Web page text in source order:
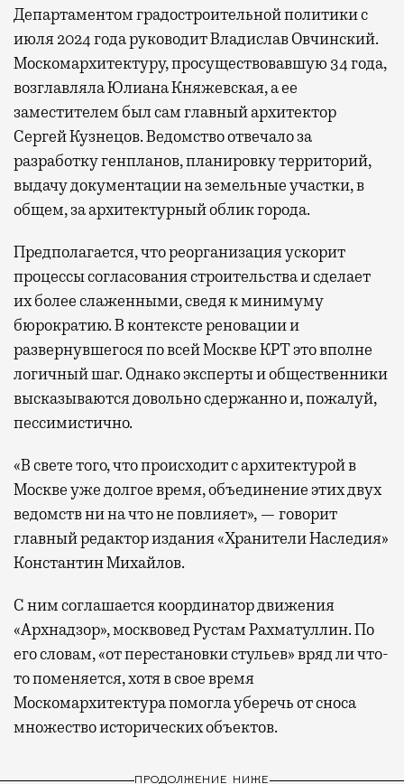
Департаментом градостроительной политики с
июля 2024 года руководит Владислав Овчинский.
Москомархитектуру, просуществовавшую 34 года,
возглавляла Юлиана Княжевская, а ее
заместителем был сам главный архитектор
Сергей Кузнецов. Ведомство отвечало за
разработку генпланов, планировку территорий,
выдачу документации на земельные участки, в
общем, за архитектурный облик города.
Предполагается, что реорганизация ускорит
процессы согласования строительства и сделает
их более слаженными, сведя к минимуму
бюрократию. В контексте реновации и
развернувшегося по всей Москве КРТ это вполне
логичный шаг. Однако эксперты и общественники
высказываются довольно сдержанно и, пожалуй,
пессимистично.
«В свете того, что происходит с архитектурой в
Москве уже долгое время, объединение этих двух
ведомств ни на что не повлияет», — говорит
главный редактор издания «Хранители Наследия»
Константин Михайлов.
С ним соглашается координатор движения
«Архнадзор», москвовед Рустам Рахматуллин. По
его словам, «от перестановки стульев» вряд ли что-
то поменяется, хотя в свое время
Москомархитектура помогла уберечь от сноса
множество исторических объектов.
ПРОДОЛЖЕНИЕ НИЖЕ